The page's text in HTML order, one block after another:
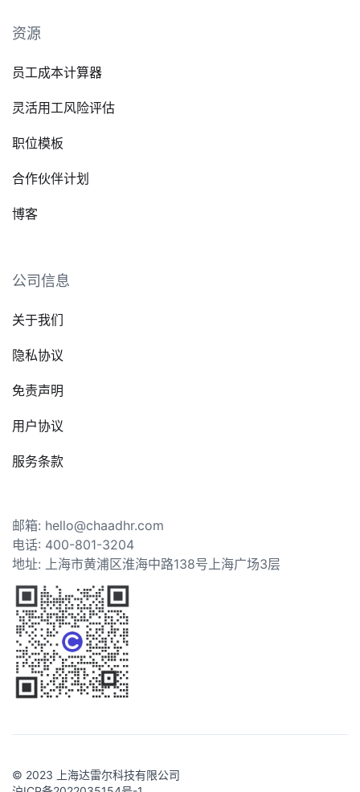
资源
员工成本计算器
灵活用工风险评估
职位模板
合作伙伴计划
博客
公司信息
关于我们
隐私协议
免责声明
用户协议
服务条款
邮箱: hello@chaadhr.com
电话: 400-801-3204
地址: 上海市黄浦区淮海中路138号上海广场3层
© 2023 上海达雷尔科技有限公司